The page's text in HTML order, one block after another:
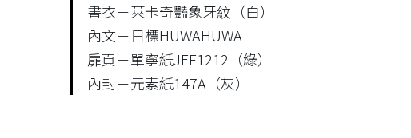
書衣－萊卡奇豔象牙紋（白）
內文－日標HUWAHUWA
扉頁－單寧紙JEF1212（綠）
內封－元素紙147A（灰）